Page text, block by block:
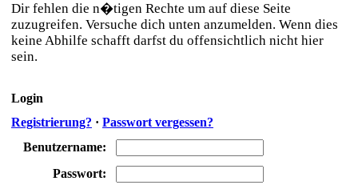
Dir fehlen die n�tigen Rechte um auf diese Seite
zuzugreifen. Versuche dich unten anzumelden. Wenn dies
keine Abhilfe schafft darfst du offensichtlich nicht hier
sein.
Login
Registrierung? · Passwort vergessen?
Benutzername:
Passwort: